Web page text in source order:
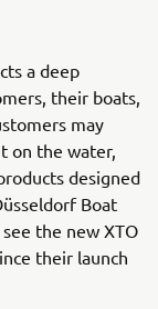
a deep
their boats,
may
on the water,
designed
Boat
the new XTO
their launch